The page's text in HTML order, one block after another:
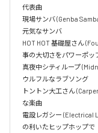
代表曲
現場サンバ (Genba
元気なサンバ
HOT HOT 基礎屋さん
事の大切さをパワーポッ
真夜中シティループ
ウルフルなラブソング
トントン大工さん
な楽曲
電設レガシー (Electrical
の利いたヒップホップで